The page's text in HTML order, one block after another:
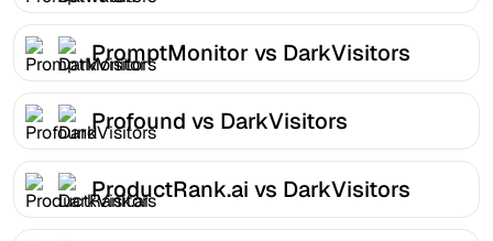
PromptMonitor vs DarkVisitors
Profound vs DarkVisitors
ProductRank.ai vs DarkVisitors